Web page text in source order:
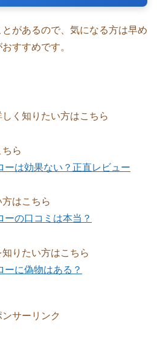
があるので、気になる方は早め
すすめです。
く知りたい方はこちら
ちら
ーは効果ない？正直レビュー
方はこちら
ーの口コミは本当？
知りたい方はこちら
ーに偽物はある？
ンサーリンク